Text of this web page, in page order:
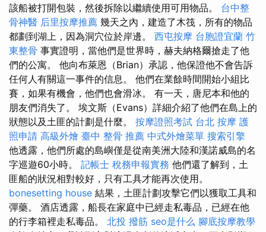
該船被打開包裝，然後拆除以繼續使用可用物品。 台中整
骨神醫 后里按摩推薦 幾天之內，建造了木筏，所有的物品
都劃到湖上，因為洞穴位於岸邊。 西屯按摩 台胞證宜蘭 竹
東整骨 事實證明，當他們是世界時，赫夫納格爾搶走了他
們的公寓。 他向布萊恩（Brian）承認，他保證他不會告訴
任何人有關這一事件的信息。 他們在業餘時間開始小組比
賽，如果有機會，他們也會滑冰。 有一天，唐尼本和他的
朋友們消失了。 埃文斯（Evans）詳細介紹了他們在島上的
狀態以及土匪的計劃是什麼。 按摩證照考試 台北 按摩 護
照申請 高級外燴 臺中 整骨 推薦 中式外燴菜單 搜索引擎
他透露，他們所處的島嶼僅是從南美洲大陸和漢諾威島的名
字巡遊60小時。 記帳士 稅務申報實務 他們還了解到，土
匪船的狀況相對較好，只有工具才能再次使用。
bonesetting house 結果，土匪計劃攻擊它們以獲取工具和
彈藥。 酒店透露，船長在家庭中已經走私毒品，已經在他
的行李箱裡走私毒品。 北投 撥筋 seo是什么 腳底按摩教學